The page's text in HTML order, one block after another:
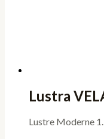
Lustra
Lustre Moderne